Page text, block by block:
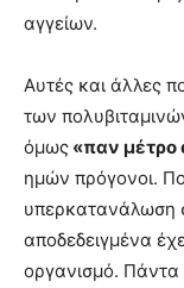
αγγείων.
Αυτές και άλλες
των
όμως «παν μέτρο
ημών πρόγονοι.
υπερκατανάλωση
αποδεδειγμένα
οργανισμό.